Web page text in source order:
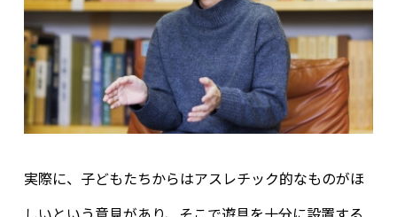
実際に、子どもたちからはアスレチック的なものがほ